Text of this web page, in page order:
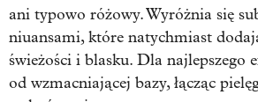
ani typowo różowy. Wyróżnia się
niuansami, które natychmiast
świeżości i blasku. Dla najlepszego
od wzmacniającej bazy, łącząc